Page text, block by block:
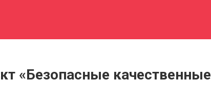
«Безопасные качественные